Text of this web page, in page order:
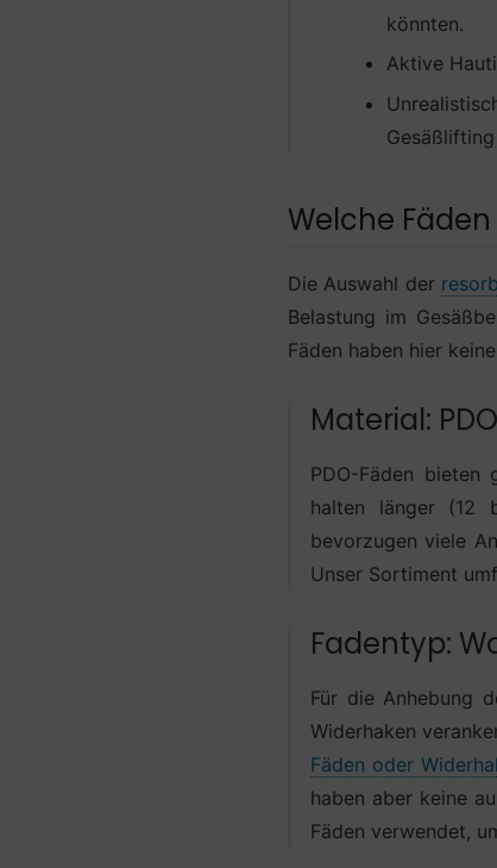
könnten.
Aktive
Welche
Die Auswahl der
Belastung im
Fäden haben hier
Material:
PDO-Fäden
halten länger (12
bevorzugen viele
Unser Sortiment
Fadentyp:
Für die Anhebung
Widerhaken
Fäden oder
haben aber keine
Fäden verwendet,